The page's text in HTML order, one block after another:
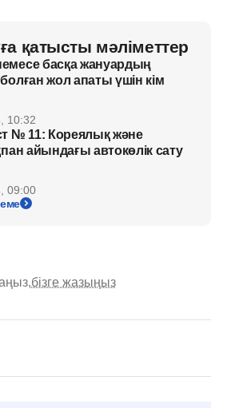
қатысты мәліметтер
басқа жануардың
жол апаты үшін кім
10:32
№ 11: Кореялық және
айындағы автокөлік сату
09:00
бізге жазыңыз